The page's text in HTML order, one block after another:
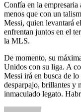
Confía en la empresaria
menos que con un
Messi, quien levantará
enfrentan juntos en el
la MLS.
De momento, su
Unidos con su liga. A
Messi irá en busca de
desparpajo, brillantes y
inmaculado legato.